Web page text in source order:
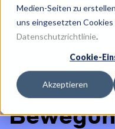
Medien-Seiten zu
uns eingesetzten
Datenschutzrichtlinie.
Cookie-
Akzeptieren
Das hält